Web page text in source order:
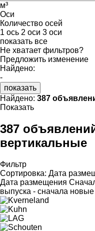
м³
Оси
Количество осей
1 ось 2 оси 3 оси
показать все
Не хватает фильтров?
Предложить изменение
Найдено:
-
показать
Найдено: 387
Показать
387
вертикальные
Фильтр
Сортировка: Дата
Дата размещения
выпуска - сначала новые